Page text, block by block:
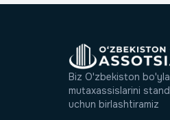
kompaniyasi hamda Xitoy
etildi.Uchr...
Biz O'zbekiston
mutaxassislarini
uchun birlashtiramiz